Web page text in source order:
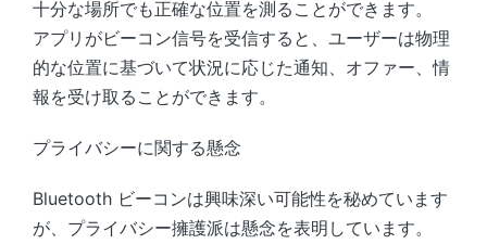
十分な場所でも正確な位置を測ることができます。
アプリがビーコン信号を受信すると、ユーザーは物理
的な位置に基づいて状況に応じた通知、オファー、情
報を受け取ることができます。
プライバシーに関する懸念
Bluetooth ビーコンは興味深い可能性を秘めています
が、プライバシー擁護派は懸念を表明しています。